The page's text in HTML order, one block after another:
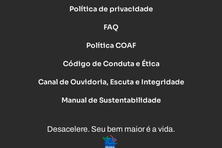
Política de privacidade
FAQ
Política COAF
Código de Conduta e Ética
Canal de Ouvidoria, Escuta e Integridade
Manual de Sustentabilidade
Desacelere. Seu bem maior é a vida.